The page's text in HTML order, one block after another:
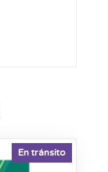
En tránsito